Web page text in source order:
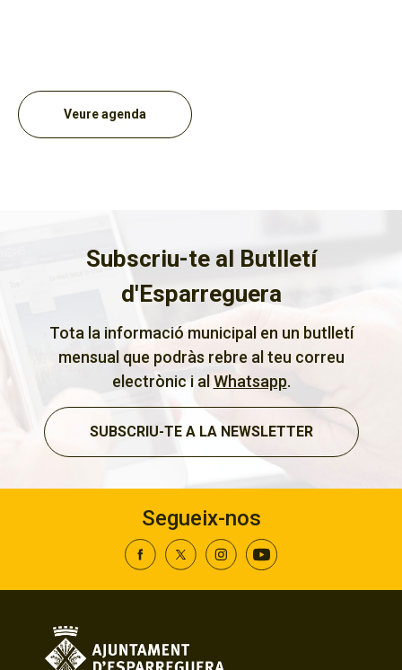
Veure agenda
Subscriu-te al Butlletí
d'Esparreguera
Tota la informació municipal en un butlletí
mensual que podràs rebre al teu correu
electrònic i alWhatsapp.
SUBSCRIU-TE A LA NEWSLETTER
Segueix-nos